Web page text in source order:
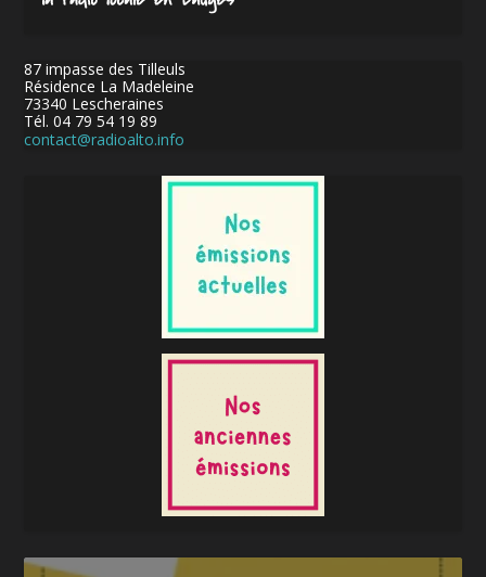
87 impasse des Tilleuls
Résidence La Madeleine
73340 Lescheraines
Tél. 04 79 54 19 89
contact@radioalto.info